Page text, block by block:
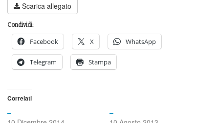
Scarica allegato
Condividi:
Facebook X WhatsApp
Telegram Stampa
Correlati
–
–